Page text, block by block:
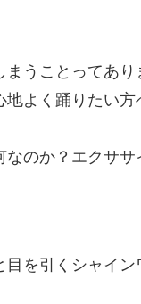
うことってあり
よく踊りたい方
のか？エクサ
を引くシャイン